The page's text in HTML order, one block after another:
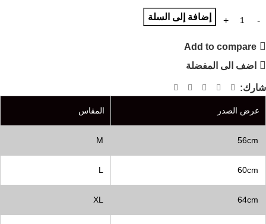
عرض الصدر المقاس
56cm
M
60cm
L
64cm
XL
إضافة إلى السلة
Add to compare
اضف الى المفضلة
شارك: